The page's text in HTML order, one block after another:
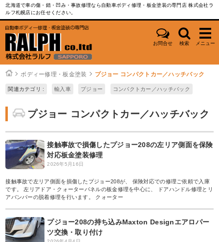
北海道で車の傷・錆・凹み・事故修理なら自動車ボディ修理・板金塗装の専門店 株式会社ラ
ルフ札幌店にお任せください。
お問合せ 検索 メニュー
ボディー修理・板金塗装 プジョー コンパクトカー／ハッチバック
関連カテゴリ : 輸入車 プジョー コンパクトカー／ハッチバック
プジョー コンパクトカー／ハッチバック
接触事故で損傷したプジョー208の左リア側面を保険
対応板金塗装修理
2026年5月16日
接触事故で左リア側面を損傷したプジョー208が、 保険対応での修理ご依頼で入庫
です。 左リアドア・クォーターパネルの板金修理を中心に、 ドアハンドル修理とリ
アバンパーの脱着修理を行います。 クォーター
プジョー208の持ち込みMaxton Designエアロパー
ツ交換・取り付け